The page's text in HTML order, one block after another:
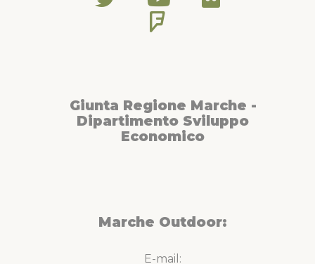
Giunta Regione Marche -
Dipartimento Sviluppo
Economico
Marche Outdoor:
E-mail: